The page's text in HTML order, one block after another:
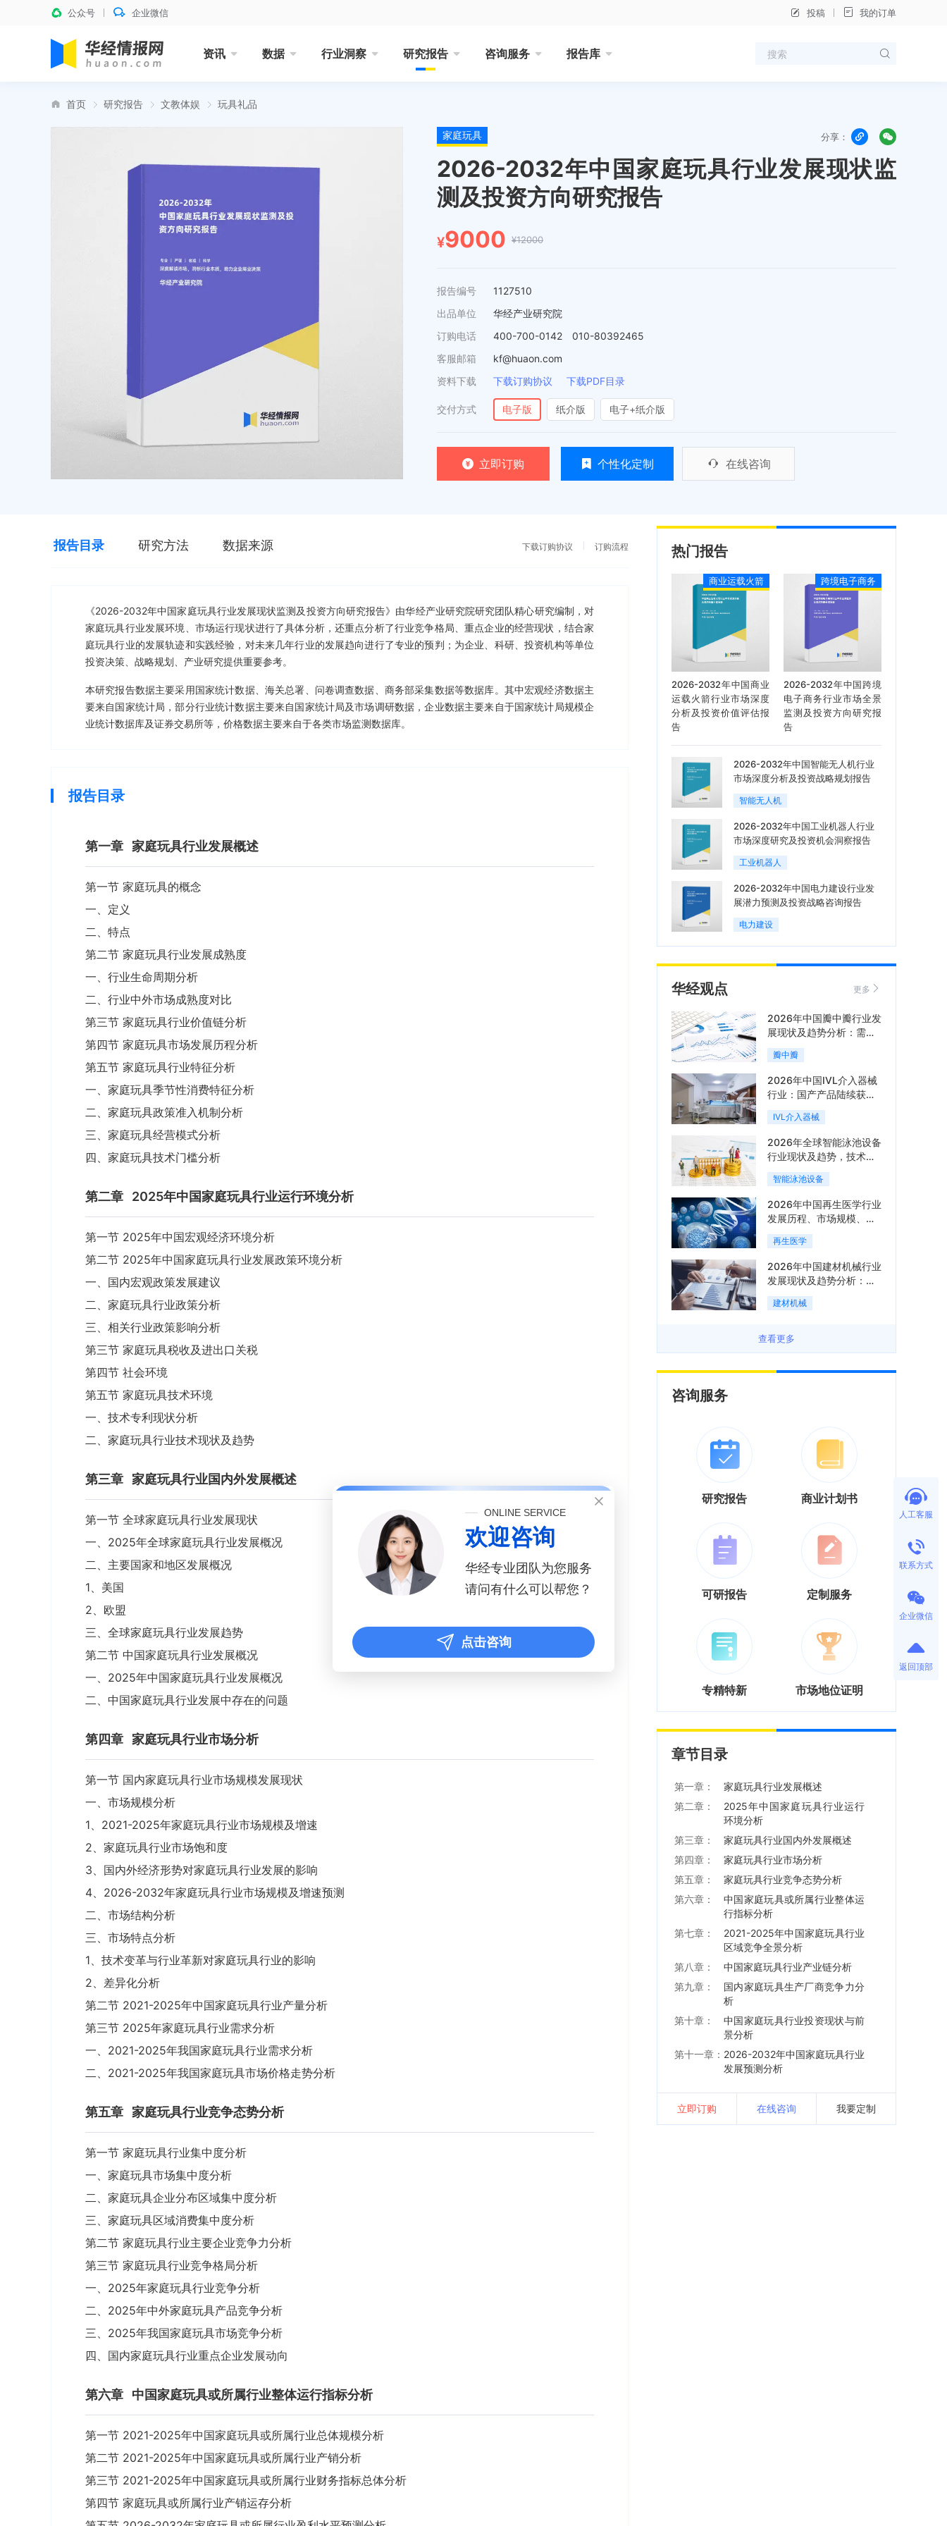
公众号 企业微信 投稿 我的订单
资讯 数据 行业洞察 研究报告 咨询服务 报告库
首页 研究报告 文教体娱 玩具礼品
家庭玩具 分享：
2026-2032年中国家庭玩具行业发展现状监
测及投资方向研究报告
¥9000 ¥12000
报告编号
1127510
出品单位
华经产业研究院
订购电话
400-700-0142 010-80392465
客服邮箱
kf@huaon.com
资料下载
下载订购协议 下载PDF目录
交付方式 电子版 纸介版 电子+纸介版
立即订购 个性化定制 在线咨询
报告目录 研究方法 数据来源 下载订购协议 订购流程
《2026-2032年中国家庭玩具行业发展现状监测及投资方向研究报告》由华经产业研究院研究团队精心研究编制，对
家庭玩具行业发展环境、市场运行现状进行了具体分析，还重点分析了行业竞争格局、重点企业的经营现状，结合家
庭玩具行业的发展轨迹和实践经验，对未来几年行业的发展趋向进行了专业的预判；为企业、科研、投资机构等单位
投资决策、战略规划、产业研究提供重要参考。
本研究报告数据主要采用国家统计数据、海关总署、问卷调查数据、商务部采集数据等数据库。其中宏观经济数据主
要来自国家统计局，部分行业统计数据主要来自国家统计局及市场调研数据，企业数据主要来自于国家统计局规模企
业统计数据库及证券交易所等，价格数据主要来自于各类市场监测数据库。
报告目录
第一章 家庭玩具行业发展概述
第一节 家庭玩具的概念
一、定义
二、特点
第二节 家庭玩具行业发展成熟度
一、行业生命周期分析
二、行业中外市场成熟度对比
第三节 家庭玩具行业价值链分析
第四节 家庭玩具市场发展历程分析
第五节 家庭玩具行业特征分析
一、家庭玩具季节性消费特征分析
二、家庭玩具政策准入机制分析
三、家庭玩具经营模式分析
四、家庭玩具技术门槛分析
第二章 2025年中国家庭玩具行业运行环境分析
第一节 2025年中国宏观经济环境分析
第二节 2025年中国家庭玩具行业发展政策环境分析
一、国内宏观政策发展建议
二、家庭玩具行业政策分析
三、相关行业政策影响分析
第三节 家庭玩具税收及进出口关税
第四节 社会环境
第五节 家庭玩具技术环境
一、技术专利现状分析
二、家庭玩具行业技术现状及趋势
第三章 家庭玩具行业国内外发展概述
第一节 全球家庭玩具行业发展现状
一、2025年全球家庭玩具行业发展概况
二、主要国家和地区发展概况
1、美国
2、欧盟
三、全球家庭玩具行业发展趋势
第二节 中国家庭玩具行业发展概况
一、2025年中国家庭玩具行业发展概况
二、中国家庭玩具行业发展中存在的问题
第四章 家庭玩具行业市场分析
第一节 国内家庭玩具行业市场规模发展现状
一、市场规模分析
1、2021-2025年家庭玩具行业市场规模及增速
2、家庭玩具行业市场饱和度
3、国内外经济形势对家庭玩具行业发展的影响
4、2026-2032年家庭玩具行业市场规模及增速预测
二、市场结构分析
三、市场特点分析
1、技术变革与行业革新对家庭玩具行业的影响
2、差异化分析
第二节 2021-2025年中国家庭玩具行业产量分析
第三节 2025年家庭玩具行业需求分析
一、2021-2025年我国家庭玩具行业需求分析
二、2021-2025年我国家庭玩具市场价格走势分析
第五章 家庭玩具行业竞争态势分析
第一节 家庭玩具行业集中度分析
一、家庭玩具市场集中度分析
二、家庭玩具企业分布区域集中度分析
三、家庭玩具区域消费集中度分析
第二节 家庭玩具行业主要企业竞争力分析
第三节 家庭玩具行业竞争格局分析
一、2025年家庭玩具行业竞争分析
二、2025年中外家庭玩具产品竞争分析
三、2025年我国家庭玩具市场竞争分析
四、国内家庭玩具行业重点企业发展动向
第六章 中国家庭玩具或所属行业整体运行指标分析
第一节 2021-2025年中国家庭玩具或所属行业总体规模分析
第二节 2021-2025年中国家庭玩具或所属行业产销分析
第三节 2021-2025年中国家庭玩具或所属行业财务指标总体分析
第四节 家庭玩具或所属行业产销运存分析
热门报告
商业运载火箭
2026-2032年中国商业
运载火箭行业市场深度
分析及投资价值评估报
告
跨境电子商务
2026-2032年中国跨境
电子商务行业市场全景
监测及投资方向研究报
告
2026-2032年中国智能无人机行业
市场深度分析及投资战略规划报告
智能无人机
2026-2032年中国工业机器人行业
市场深度研究及投资机会洞察报告
工业机器人
2026-2032年中国电力建设行业发
展潜力预测及投资战略咨询报告
电力建设
华经观点 更多
2026年中国瓣中瓣行业发
展现状及趋势分析：需求
可持续释放，市场发展前
景良好「图」
瓣中瓣
2026年中国IVL介入器械
行业：国产产品陆续获
批，市场将进入持续高增
长阶段「图」
IVL介入器械
2026年全球智能泳池设备
行业现状及趋势，技术端
朝着系统集成、绿色节能
方向迭代「图」
智能泳池设备
2026年中国再生医学行业
发展历程、市场规模、相
关政策、产业链、竞争格
局及发展潜力分析「图」
再生医学
2026年中国建材机械行业
发展现状及趋势分析：企
业加速向“装备+系统+服
务”综合服务商转型「图」
建材机械
查看更多
咨询服务
研究报告 商业计划书
可研报告 定制服务
专精特新 市场地位证明
章节目录
第一章：
家庭玩具行业发展概述
第二章：
2025年中国家庭玩具行业运行
环境分析
第三章：
家庭玩具行业国内外发展概述
第四章：
家庭玩具行业市场分析
第五章：
家庭玩具行业竞争态势分析
第六章：
中国家庭玩具或所属行业整体运
行指标分析
第七章：
2021-2025年中国家庭玩具行业
区域竞争全景分析
第八章：
中国家庭玩具行业产业链分析
第九章：
国内家庭玩具生产厂商竞争力分
析
第十章：
中国家庭玩具行业投资现状与前
景分析
第十一章： 2026-2032年中国家庭玩具行业
发展预测分析
立即订购 在线咨询 我要定制
人工客服
联系方式
企业微信
返回顶部
ONLINE SERVICE
欢迎咨询
华经专业团队为您服务
请问有什么可以帮您？
点击咨询